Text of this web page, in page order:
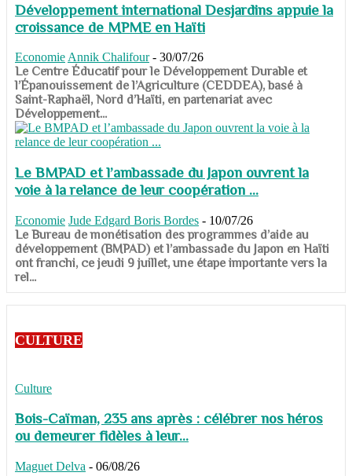
Développement international Desjardins appuie la
croissance de MPME en Haïti
Economie Annik Chalifour - 30/07/26
​​​​​​​Le Centre Éducatif pour le Développement Durable et
l’Épanouissement de l’Agriculture (CEDDEA), basé à
Saint-Raphaël, Nord d’Haïti, en partenariat avec
Développement...
Le BMPAD et l’ambassade du Japon ouvrent la
voie à la relance de leur coopération ...
Economie Jude Edgard Boris Bordes - 10/07/26
​​​​​​​Le Bureau de monétisation des programmes d’aide au
développement (BMPAD) et l’ambassade du Japon en Haïti
ont franchi, ce jeudi 9 juillet, une étape importante vers la
rel...
CULTURE
Culture
Bois-Caïman, 235 ans après : célébrer nos héros
ou demeurer fidèles à leur...
Maguet Delva - 06/08/26